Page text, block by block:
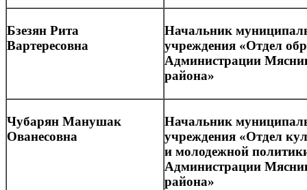
Бзезян Рита
Вартересовна
Начальник
учреждения «Отдел
Администрации
района»
Чубарян Манушак
Ованесовна
Начальник
учреждения «Отдел
и молодежной
Администрации
района»